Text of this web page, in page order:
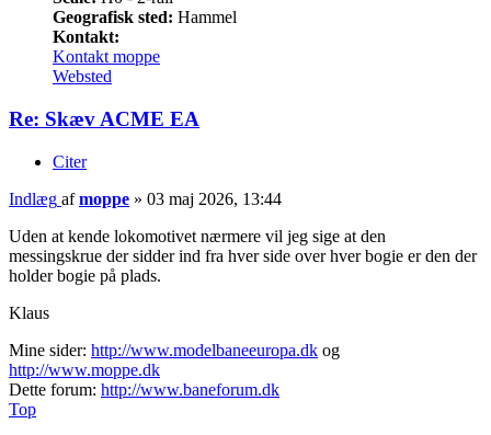
Geografisk sted: Hammel
Kontakt:
Kontakt moppe
Websted
Re: Skæv ACME EA
Citer
Indlæg afmoppe » 03 maj 2026, 13:44
Uden at kende lokomotivet nærmere vil jeg sige at den
messingskrue der sidder ind fra hver side over hver bogie er den der
holder bogie på plads.
Klaus
Mine sider: http://www.modelbaneeuropa.dk og
http://www.moppe.dk
Dette forum: http://www.baneforum.dk
Top